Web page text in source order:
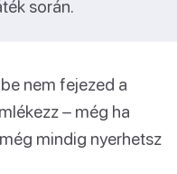
során.
nem fejezed a
– még ha
mindig nyerhetsz